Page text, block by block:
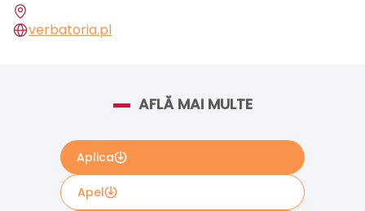
verbatoria.pl
AFLĂ MAI MULTE
Aplica
Apel